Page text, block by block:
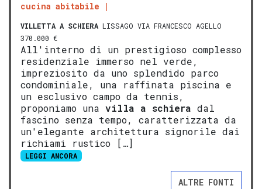
cucina abitabile
VILLETTA A SCHIERA LISSAGO VIA FRANCESCO AGELLO
370.000 €
All'interno di un prestigioso complesso
residenziale immerso nel verde,
impreziosito da uno splendido parco
condominiale, una raffinata piscina e
un esclusivo campo da tennis,
proponiamo una villa a schiera dal
fascino senza tempo, caratterizzata da
un'elegante architettura signorile dai
richiami rustico […]
LEGGI ANCORA
ALTRE FONTI